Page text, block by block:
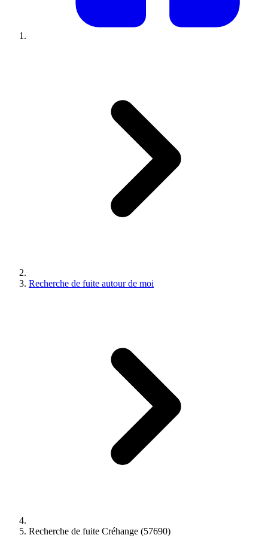
Recherche de fuite autour de moi
Recherche de fuite Créhange (57690)